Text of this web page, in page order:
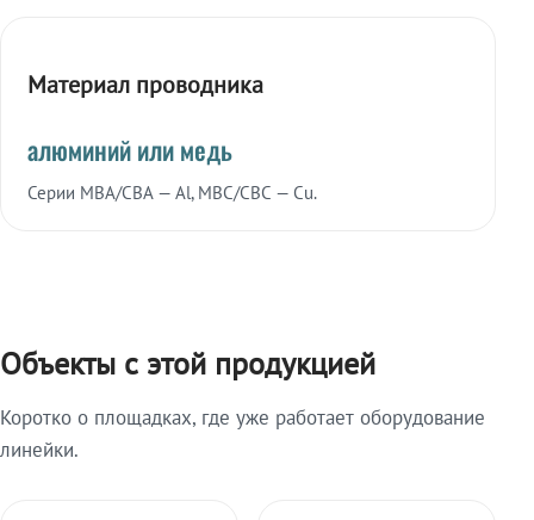
Материал проводника
алюминий или медь
Серии МВА/СВА — Al, МВС/СВС — Cu.
Объекты с этой продукцией
Коротко о площадках, где уже работает оборудование
линейки.